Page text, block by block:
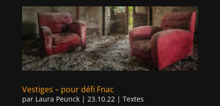
Vestiges – pour défi Fnac
par Laura Peunck| 23.10.22| Textes